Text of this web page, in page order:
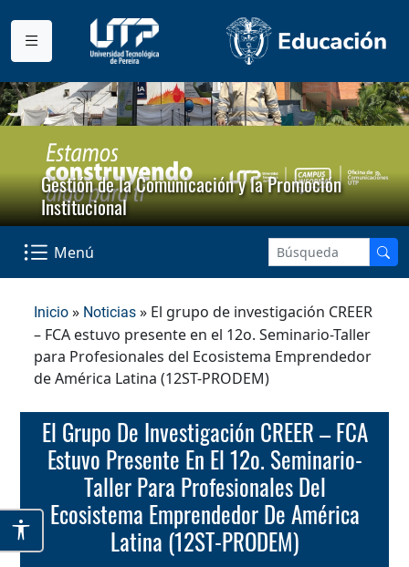
Gestión de la Comunicación y la Promoción
Institucional
Menú
Inicio » Noticias » El grupo de investigación CREER
– FCA estuvo presente en el 12o. Seminario-Taller
para Profesionales del Ecosistema Emprendedor
de América Latina (12ST-PRODEM)
El Grupo De Investigación CREER – FCA
Estuvo Presente En El 12o. Seminario-
Taller Para Profesionales Del
Ecosistema Emprendedor De América
Latina (12ST-PRODEM)